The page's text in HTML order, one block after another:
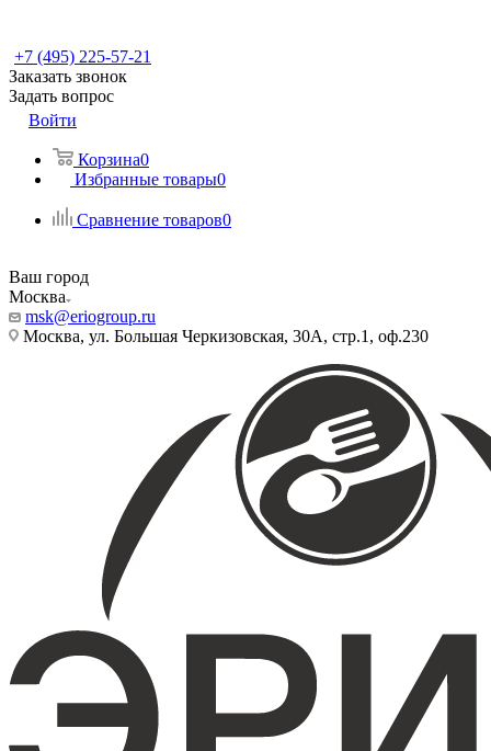
+7 (495) 225-57-21
Заказать звонок
Задать вопрос
Войти
Корзина0
Избранные товары0
Сравнение товаров0
Ваш город
Москва
msk@eriogroup.ru
Москва, ул. Большая Черкизовская, 30А, стр.1, оф.230